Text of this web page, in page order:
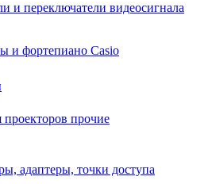
и переключатели видеосигнала
и фортепиано Casio
прочие
адаптеры, точки доступа